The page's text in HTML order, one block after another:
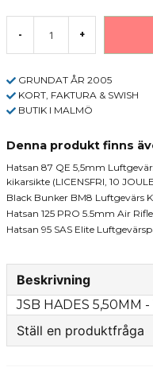
- +
GRUNDAT ÅR 2005
KORT, FAKTURA & SWISH
BUTIK I MALMÖ
Denna produkt finns
Hatsan 87 QE 5,5mm
kikarsikte (LICENSFRI, 10
Black Bunker BM8 Luftgevärs
Hatsan 125 PRO 5.5mm Air
Hatsan 95 SAS Elite
Beskrivning
JSB HADES 5,50MM -
Ställ en produktfråga